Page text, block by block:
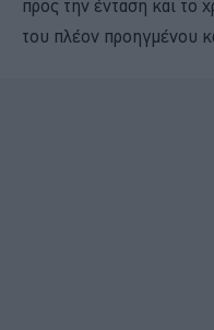
προς την ένταση και το
του πλέον προηγμένου